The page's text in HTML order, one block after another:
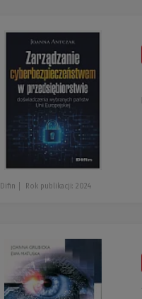
Difin Rok publikacji: 2024